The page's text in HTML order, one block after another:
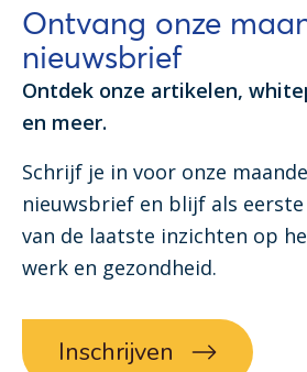
Ontvang onze
nieuwsbrief
Ontdek onze artikelen,
en meer.
Schrijf je in voor onze
nieuwsbrief en blijf als
van de laatste inzichten op
werk en gezondheid.
Inschrijven